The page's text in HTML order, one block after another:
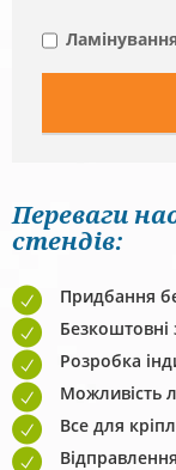
Переваги
стендів:
Придбання
Безкоштовні
Розробка
Можливість
Все для